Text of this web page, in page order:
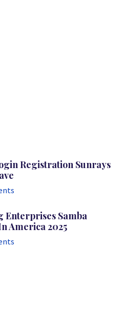
Registration Sunrays
Enterprises Samba
America 2025